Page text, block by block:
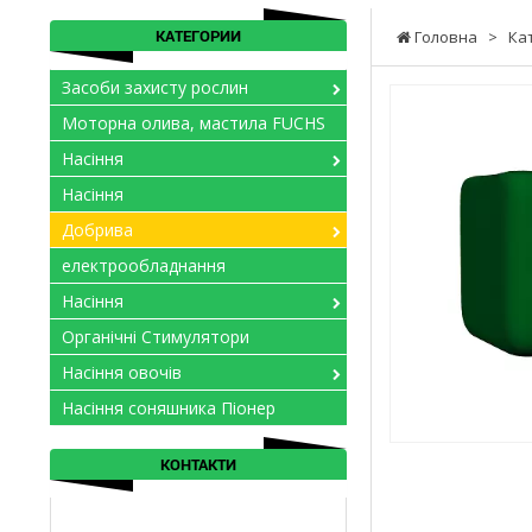
Головна >
КАТЕГОРИИ
Засоби захисту рослин
Моторна олива, мастила FUCHS
Насіння
Насіння
Добрива
електрообладнання
Насіння
Органічні Стимулятори
Насіння овочів
Насіння соняшника Піонер
КОНТАКТИ